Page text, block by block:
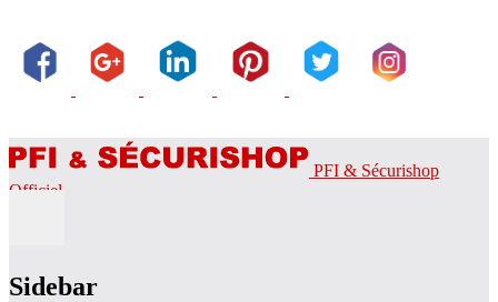
PFI & Sécurishop
Officiel
Sidebar